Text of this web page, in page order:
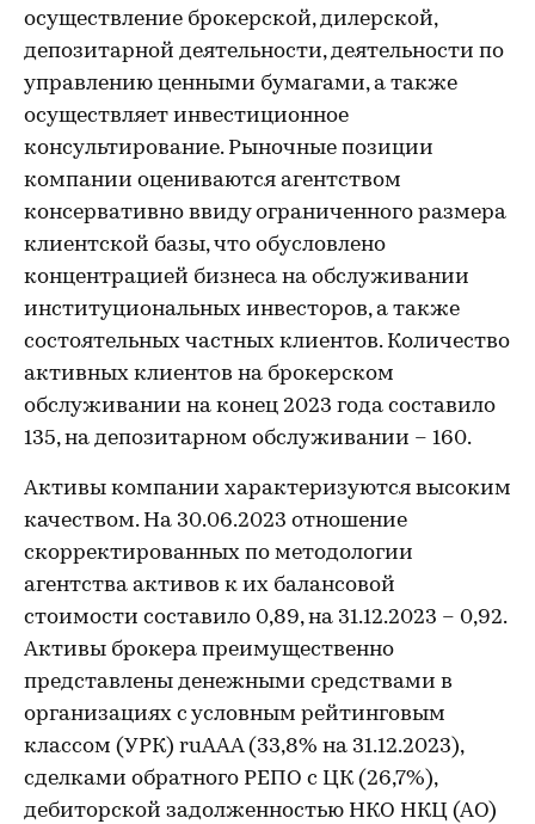
осуществление брокерской, дилерской,
депозитарной деятельности, деятельности по
управлению ценными бумагами, а также
осуществляет инвестиционное
консультирование. Рыночные позиции
компании оцениваются агентством
консервативно ввиду ограниченного размера
клиентской базы, что обусловлено
концентрацией бизнеса на обслуживании
институциональных инвесторов, а также
состоятельных частных клиентов. Количество
активных клиентов на брокерском
обслуживании на конец 2023 года составило
135, на депозитарном обслуживании – 160.
Активы компании характеризуются высоким
качеством. На 30.06.2023 отношение
скорректированных по методологии
агентства активов к их балансовой
стоимости составило 0,89, на 31.12.2023 – 0,92.
Активы брокера преимущественно
представлены денежными средствами в
организациях с условным рейтинговым
классом (УРК) ruAAA (33,8% на 31.12.2023),
сделками обратного РЕПО с ЦК (26,7%),
дебиторской задолженностью НКО НКЦ (АО)